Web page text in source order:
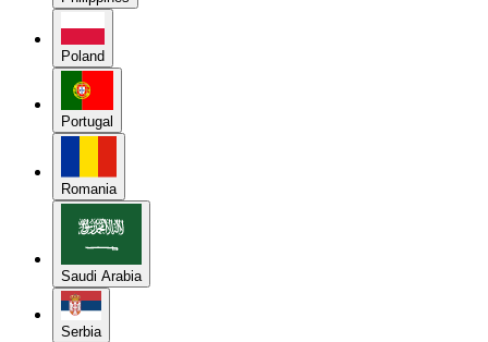
Poland
Portugal
Romania
Saudi Arabia
Serbia